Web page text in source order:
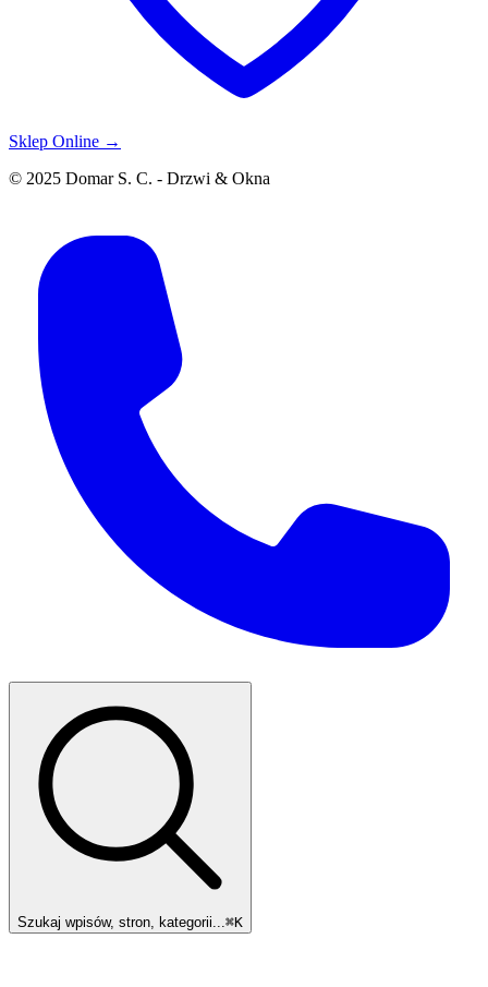
Sklep Online →
© 2025 Domar S. C. - Drzwi & Okna
Szukaj wpisów, stron, kategorii...⌘K